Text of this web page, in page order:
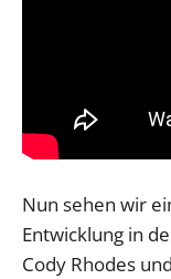
Nun sehen wir
Entwicklung in
Cody Rhodes